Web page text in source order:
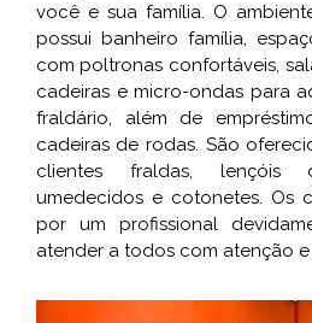
você e sua família. O
possui banheiro família,
com poltronas confortáveis,
cadeiras e micro-ondas para
fraldário, além de
cadeiras de rodas. São
clientes fraldas, lençóis
umedecidos e cotonetes. Os
por um profissional
atender a todos com atenção e